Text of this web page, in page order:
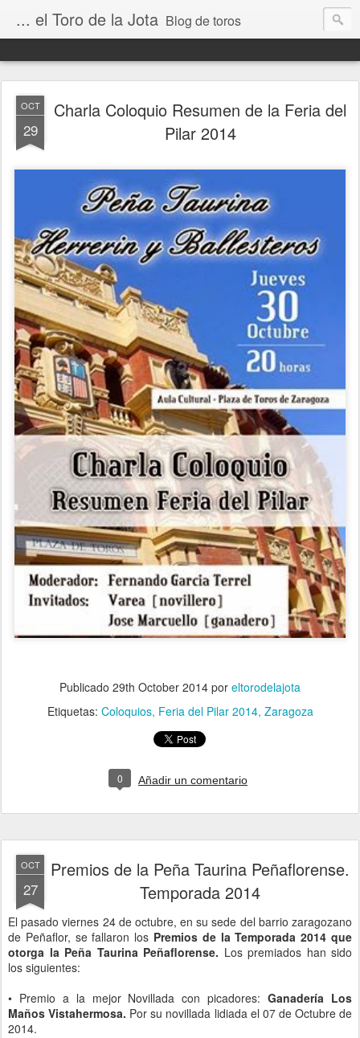
... el Toro de la Jota Blog de toros
OCT
29
Charla Coloquio Resumen de la Feria del
Pilar 2014
Publicado 29th October 2014 por eltorodelajota
Etiquetas: Coloquios Feria del Pilar 2014 Zaragoza
0 Añadir un comentario
OCT
27
Premios de la Peña Taurina Peñaflorense.
Temporada 2014
El pasado viernes 24 de octubre, en su sede del barrio zaragozano
de Peñaflor, se fallaron los Premios de la Temporada 2014 que
otorga la Peña Taurina Peñaflorense. Los premiados han sido
los siguientes:
• Premio a la mejor Novillada con picadores:Ganadería Los
Maños Vistahermosa. Por su novillada lidiada el 07 de Octubre de
2014.